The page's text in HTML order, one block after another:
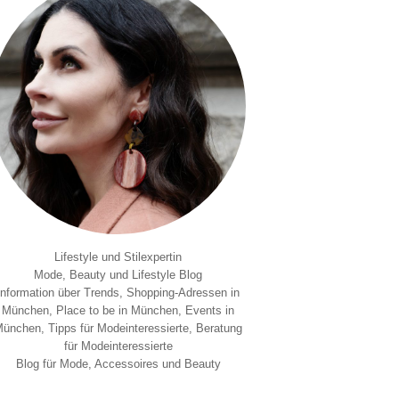
Lifestyle und Stilexpertin
Mode, Beauty und Lifestyle Blog
über Trends, Shopping-Adressen in
München, Place to be in München, Events in
Tipps für Modeinteressierte, Beratung
für Modeinteressierte
Blog für Mode, Accessoires und Beauty